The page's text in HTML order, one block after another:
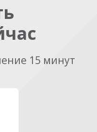
15 минут